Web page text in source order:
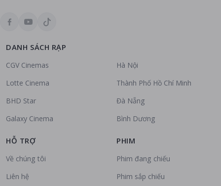
DANH SÁCH RẠP
CGV Cinemas
Lotte Cinema
BHD Star
Galaxy Cinema
Hà Nội
Thành Phố Hồ Chí Minh
Đà Nẵng
Bình Dương
HỖ TRỢ
Về chúng tôi
Liên hệ
PHIM
Phim đang chiếu
Phim sắp chiếu